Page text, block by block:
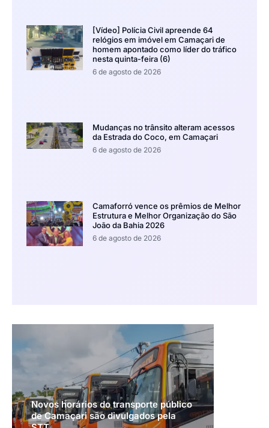
[Vídeo] Polícia Civil apreende 64
relógios em imóvel em Camaçari de
homem apontado como líder do tráfico
nesta quinta-feira (6)
6 de agosto de 2026
Mudanças no trânsito alteram acessos
da Estrada do Coco, em Camaçari
6 de agosto de 2026
Camaforró vence os prêmios de Melhor
Estrutura e Melhor Organização do São
João da Bahia 2026
6 de agosto de 2026
Novos horários do transporte público
de Camaçari são divulgados pela